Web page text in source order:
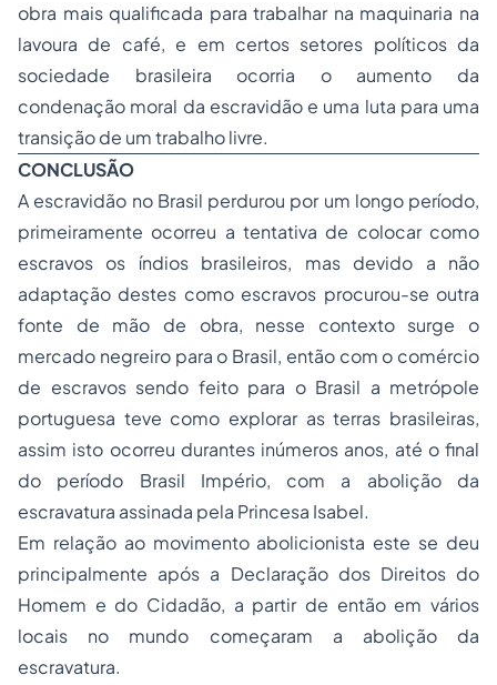
obra mais qualificada para trabalhar na maquinaria na
lavoura de café, e em certos setores políticos da
sociedade brasileira ocorria o aumento da
condenação moral da escravidão e uma luta para uma
transição de um trabalho livre.
CONCLUSÃO
A escravidão no Brasil perdurou por um longo período,
primeiramente ocorreu a tentativa de colocar como
escravos os índios brasileiros, mas devido a não
adaptação destes como escravos procurou-se outra
fonte de mão de obra, nesse contexto surge o
mercado negreiro para o Brasil, então com o comércio
de escravos sendo feito para o Brasil a metrópole
portuguesa teve como explorar as terras brasileiras,
assim isto ocorreu durantes inúmeros anos, até o final
do período Brasil Império, com a abolição da
escravatura assinada pela Princesa Isabel.
Em relação ao movimento abolicionista este se deu
principalmente após a Declaração dos Direitos do
Homem e do Cidadão, a partir de então em vários
locais no mundo começaram a abolição da
escravatura.